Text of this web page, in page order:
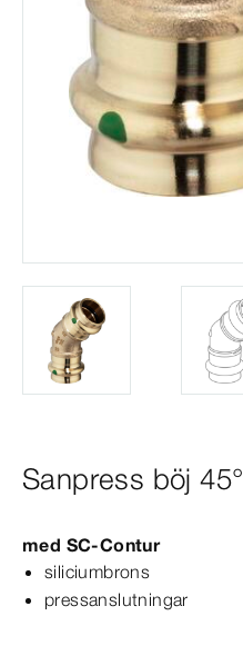
Sanpress böj 45°
med SC‑Contur
siliciumbrons
pressanslutningar